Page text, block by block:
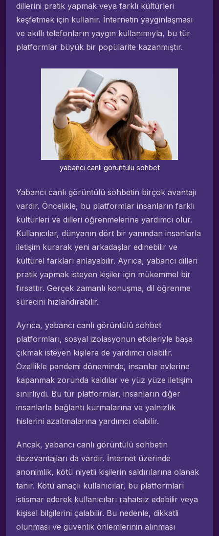
dillerini pratik yapmak veya farklı kültürleri
keşfetmek için kullanır. İnternetin yaygınlaşması
ve akıllı telefonların yaygın kullanımıyla, bu tür
platformlar büyük bir popülarite kazanmıştır.
yabancı canlı görüntülü sohbet
Yabancı canlı görüntülü sohbetin birçok avantajı
vardır. Öncelikle, bu platformlar insanların farklı
kültürleri ve dilleri öğrenmelerine yardımcı olur.
Kullanıcılar, dünyanın dört bir yanından insanlarla
iletişim kurarak yeni arkadaşlar edinebilir ve
kültürel farkları anlayabilir. Ayrıca, yabancı dilleri
pratik yapmak isteyen kişiler için mükemmel bir
fırsattır. Gerçek zamanlı konuşma, dil öğrenme
sürecini hızlandırabilir.
Ayrıca, yabancı canlı görüntülü sohbet
platformları, sosyal izolasyonun etkileriyle başa
çıkmak isteyen kişilere de yardımcı olabilir.
Özellikle pandemi döneminde, insanlar evlerine
kapanmak zorunda kaldılar ve yüz yüze iletişim
sınırlıydı. Bu tür platformlar, insanların diğer
insanlarla bağlantı kurmalarına ve yalnızlık
hislerini azaltmalarına yardımcı olabilir.
Ancak, yabancı canlı görüntülü sohbetin
dezavantajları da vardır. İnternet üzerinde
anonimlik, kötü niyetli kişilerin saldırılarına olanak
tanır. Kötü amaçlı kullanıcılar, bu platformları
istismar ederek kullanıcıları rahatsız edebilir veya
kişisel bilgilerini çalabilir. Bu nedenle, dikkatli
olunması ve güvenlik önlemlerinin alınması